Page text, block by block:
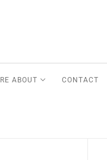
ABOUT CONTACT